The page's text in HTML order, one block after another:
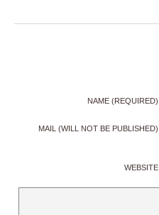
NAME (REQUIRED)
MAIL (WILL NOT BE PUBLISHED)
WEBSITE